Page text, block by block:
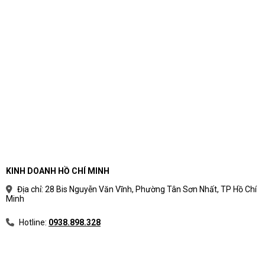
KINH DOANH HỒ CHÍ MINH
Địa chỉ: 28 Bis Nguyễn Văn Vĩnh, Phường Tân Sơn Nhất, TP Hồ Chí
Minh
Hotline: 0938.898.328